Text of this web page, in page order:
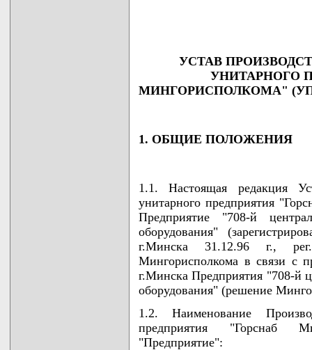
УСТАВ
УНИТАРНОГО
МИНГОРИСПОЛКОМА"
1. ОБЩИЕ ПОЛОЖЕНИЯ
1.1. Настоящая редакция
унитарного предприятия
Предприятие "708-й
оборудования"
г.Минска 31.12.96 г.,
Мингорисполкома в связи с
г.Минска Предприятия "708-й
оборудования" (решение
1.2. Наименование
предприятия "Горснаб
"Предприятие":